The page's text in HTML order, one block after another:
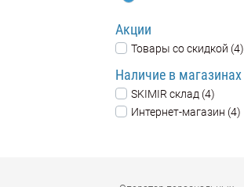
Акции
Товары со скидкой (4)
Наличие в магазинах
SKIMIR склад (4)
Интернет-магазин (4)